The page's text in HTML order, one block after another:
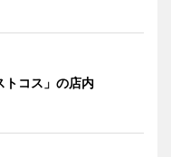
トコス」の店内